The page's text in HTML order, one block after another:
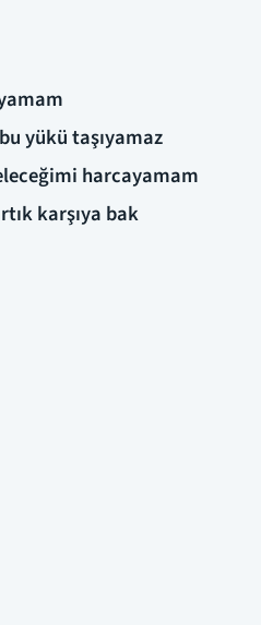
yükü taşıyamaz
harcayamam
karşıya bak